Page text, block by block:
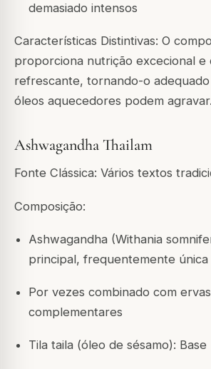
demasiado intensos
Características Distintivas: O
proporciona nutrição excecional e
refrescante, tornando-o
óleos aquecedores podem agravar.
Ashwagandha Thailam
Fonte Clássica: Vários textos
Composição:
Ashwagandha (Withania
principal, frequentemente única
Por vezes combinado com ervas
complementares
Tila taila (óleo de sésamo): Base